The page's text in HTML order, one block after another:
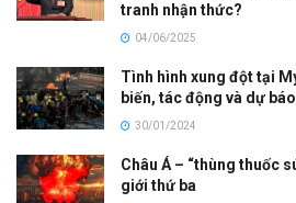
tranh nhận thức?
04/06/2025
Tình hình xung đột tại
biến, tác động và dự báo
30/01/2024
Châu Á – “thùng thuốc
giới thứ ba